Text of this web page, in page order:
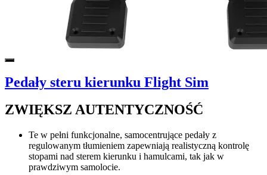
Pedały steru kierunku Flight Sim
ZWIĘKSZ AUTENTYCZNOŚĆ
Te w pełni funkcjonalne, samocentrujące pedały z
regulowanym tłumieniem zapewniają realistyczną kontrolę
stopami nad sterem kierunku i hamulcami, tak jak w
prawdziwym samolocie.